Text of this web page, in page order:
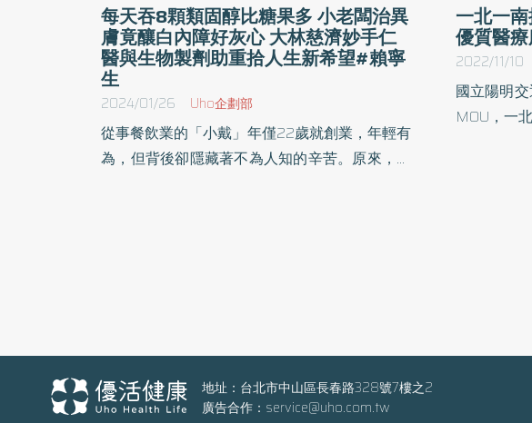
每天吞8顆類固醇比糖果多 小老闆治異
膚竟釀白內障好灰心 大林慈濟妙手仁
醫與生物製劑助重拾人生新希望#賴寧
生
2024/01/26 Uho企劃部
從事餐飲業的「小戴」年僅22歲就創業，年輕有
為，但背後卻隱藏著不為人知的辛苦。原來，小
異位性皮膚炎反覆發作共病多 賴寧生院長是國內
免疫風濕醫療領域的先驅。他表示，異位性皮膚
炎是一種頑固性濕疹，屬於慢性發炎、反覆發
一北一
優質醫
2022/11/10
國立陽明
MOU，一
地址：台北市中山區長春路328號7樓之2
廣告合作： service@uho.com.tw